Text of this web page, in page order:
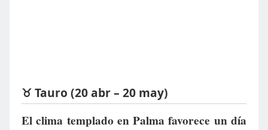
♉ Tauro (20 abr – 20 may)
El clima templado en Palma favorece un día